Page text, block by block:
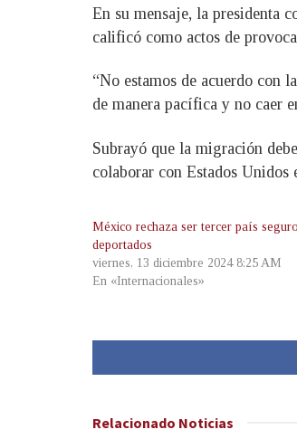
En su mensaje, la presidenta
calificó como actos de
“No estamos de acuerdo con
de manera pacífica y no caer
Subrayó que la migración
colaborar con Estados
México rechaza ser tercer país
deportados
viernes, 13 diciembre 2024 8:25 AM
En «Internacionales»
Relacionado Noticias